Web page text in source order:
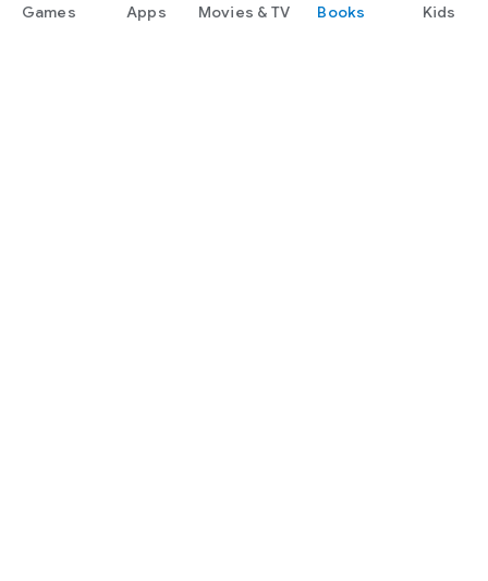
Games Apps Movies & TV Books Kids